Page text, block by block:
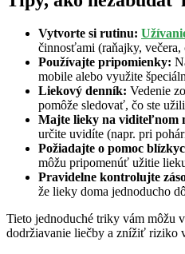
Vytvorte si rutinu:
činnosťami (raňajky, večera,
Používajte pripomienky:
mobile alebo využite
Liekový denník: Vedenie
pomôže sledovať, čo ste
Majte lieky na viditeľnom
určite uvidíte (napr. pri
Požiadajte o pomoc
môžu pripomenúť užitie
Pravidelne kontrolujte
že lieky doma jednoducho
Tieto jednoduché triky vám môžu
dodržiavanie liečby a znížiť riziko